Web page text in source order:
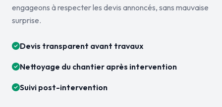
engageons à respecter les devis annoncés, sans mauvaise
surprise.
Devis transparent avant travaux
Nettoyage du chantier après intervention
Suivi post-intervention